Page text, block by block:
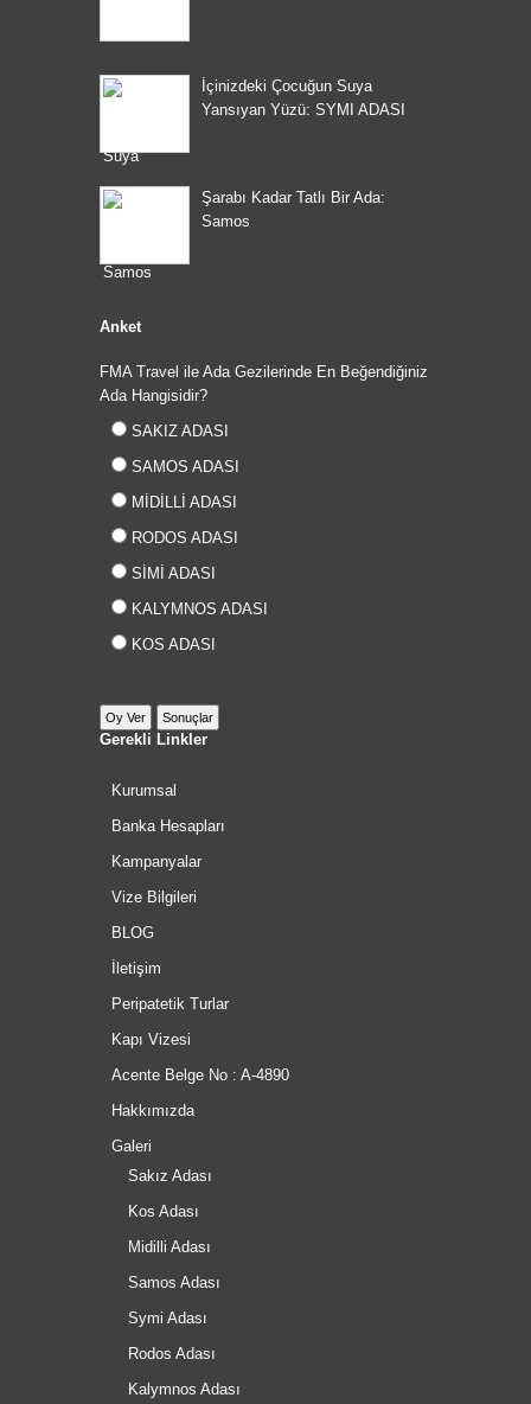
İçinizdeki Çocuğun Suya
Yansıyan Yüzü: SYMI ADASI
Şarabı Kadar Tatlı Bir Ada:
Samos
Anket
FMA Travel ile Ada Gezilerinde En Beğendiğiniz
Ada Hangisidir?
SAKIZ ADASI
SAMOS ADASI
MİDİLLİ ADASI
RODOS ADASI
SİMİ ADASI
KALYMNOS ADASI
KOS ADASI
Gerekli Linkler
Kurumsal
Banka Hesapları
Kampanyalar
Vize Bilgileri
BLOG
İletişim
Peripatetik Turlar
Kapı Vizesi
Acente Belge No : A-4890
Hakkımızda
Galeri
Sakız Adası
Kos Adası
Midilli Adası
Samos Adası
Symi Adası
Rodos Adası
Kalymnos Adası